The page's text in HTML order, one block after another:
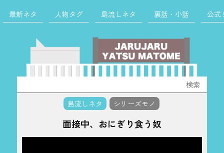
最新ネタ 人物タグ 島流しネタ 裏話・小話 公式
索:
島流しネタ
シリーズモノ
面接中、おにぎり食う奴